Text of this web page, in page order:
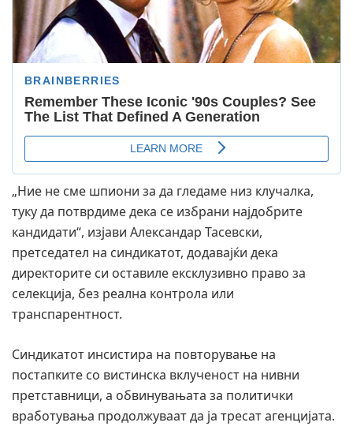
„Ние не сме шпиони за да гледаме низ клучалка,
туку да потврдиме дека се избрани најдобрите
кандидати“, изјави Александар Тасевски,
претседател на синдикатот, додавајќи дека
директорите си оставиле ексклузивно право за
селекција, без реална контрола или
транспарентност.
Синдикатот инсистира на повторување на
постапките со вистинска вклученост на нивни
претставници, а обвинувањата за политички
вработувања продолжуваат да ја тресат агенцијата.